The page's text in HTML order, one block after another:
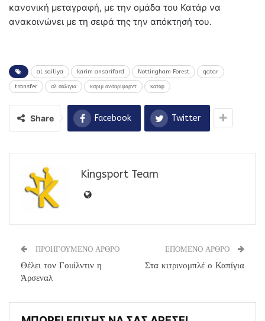
κανονική μεταγραφή, με την ομάδα του Κατάρ να
ανακοινώνει με τη σειρά της την απόκτησή του.
al sailiya karim ansarifard Nottingham Forest qatar
transfer αλ σαλιγια καριμ ανσαριφαρντ καταρ
Share Facebook Twitter
Kingsport Team
ΠΡΟΗΓΟΥΜΕΝΟ ΑΡΘΡΟ
Θέλει τον Γουίλντιν η
Άρσεναλ
ΕΠΟΜΕΝΟ ΑΡΘΡΟ
Στα κιτρινομπλέ ο Καπίγια